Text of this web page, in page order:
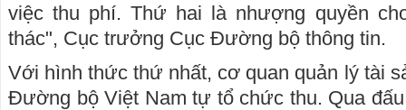
việc thu phí. Thứ hai là nhượng quyền
thác", Cục trưởng Cục Đường bộ thông tin.
Với hình thức thứ nhất, cơ quan quản lý tài
Đường bộ Việt Nam tự tổ chức thu. Qua